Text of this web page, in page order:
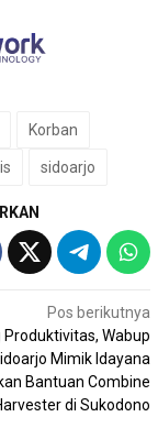
Korban
sidoarjo
Pos berikutnya
Produktivitas, Wabup
Mimik Idayana
Bantuan Combine
di Sukodono